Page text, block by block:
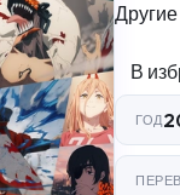
В
ГОД